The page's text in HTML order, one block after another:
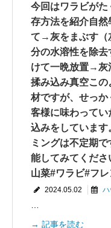
今回はワラビが
存方法を紹介自然
て→灰をまぶす（
分の水溶性を除
けて一晩放置→灰
揉み込み真空こ
材ですが、せっ
客様に味わって
込みをしています
ミングは不定期
能してみてくだ
山菜#ワラビ#フ
2024.05.02 ハ
記事を読む